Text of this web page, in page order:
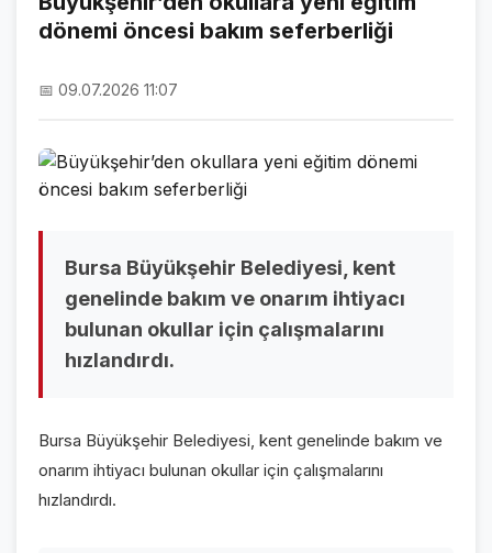
NAMAZ VAKİTLERİ
KRİPTO PARALAR
SON DAKİKA
VİDEO GALERİ
FOTO GALERİ
GALERİLER
dönemi öncesi bakım seferberliği
📅 09.07.2026 11:07
Bursa Büyükşehir Belediyesi, kent
genelinde bakım ve onarım ihtiyacı
bulunan okullar için çalışmalarını
hızlandırdı.
Bursa Büyükşehir Belediyesi, kent genelinde bakım ve
onarım ihtiyacı bulunan okullar için çalışmalarını
hızlandırdı.